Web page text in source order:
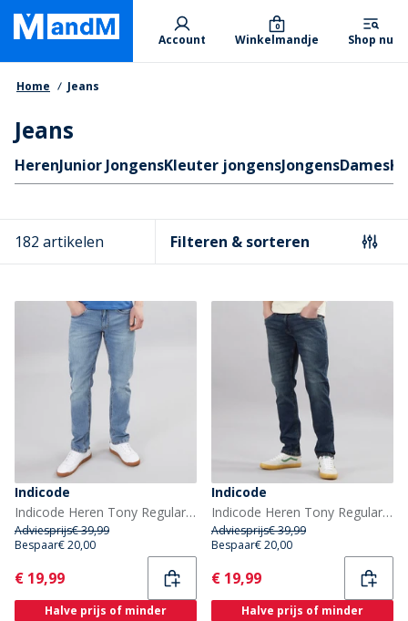
Skip
main
content
Primary departments
Account Winkelmandje
0
Shop nu
Kruimelpad
Home Jeans
Jeans
Quicklinks
HerenJunior JongensKleuter jongensJongensDames
182 artikelen Filteren & sorteren
Indicode
Indicode Heren Tony Regular Fit Jeans Blauwe Wassing
Adviesprijs€ 39,99
Bespaar€ 20,00
Current
€ 19,99
Halve prijs of minder
Indicode
Indicode Heren Tony Regular Fit Jeans Iconisch Blauw
Adviesprijs€ 39,99
Bespaar€ 20,00
Current
€ 19,99
Halve prijs of minder